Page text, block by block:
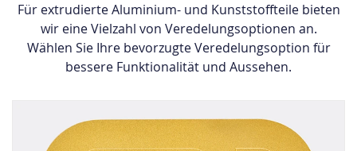
Für extrudierte Aluminium- und Kunststoffteile bieten
wir eine Vielzahl von Veredelungsoptionen an.
Wählen Sie Ihre bevorzugte Veredelungsoption für
bessere Funktionalität und Aussehen.